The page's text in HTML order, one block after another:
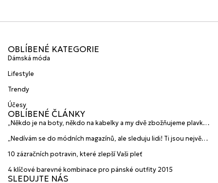
OBLÍBENÉ KATEGORIE
Dámská móda
Lifestyle
Trendy
Účesy
OBLÍBENÉ ČLÁNKY
„Někdo je na boty, někdo na kabelky a my dvě zbožňujeme plavky“
HANAJANA Swimwear
„Nedívám se do módních magazínů, ale sleduju lidi! Ti jsou největší
10 zázračních potravin, které zlepší Vaši pleť
4 klíčové barevné kombinace pro pánské outfity 2015
SLEDUJTE NÁS